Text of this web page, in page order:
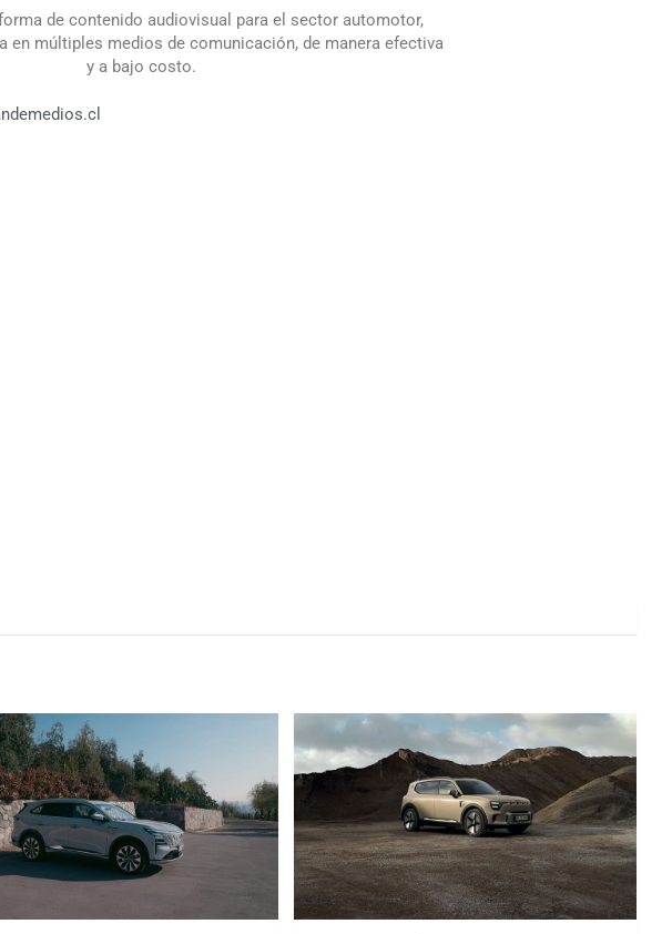
de contenido audiovisual para el sector automotor,
en múltiples medios de comunicación, de manera efectiva
y a bajo costo.